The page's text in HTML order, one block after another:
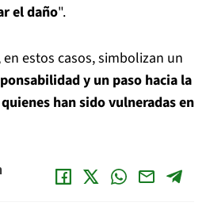
el daño".
estos casos, simbolizan un
y un paso hacia la
han sido vulneradas en